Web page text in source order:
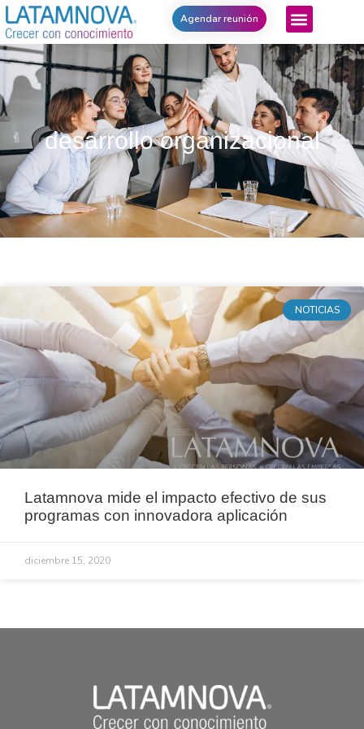
Agendar reunión
desarrollo organizacional
NOTICIAS
Latamnova mide el impacto efectivo de sus
programas con innovadora aplicación
diciembre 15, 2020